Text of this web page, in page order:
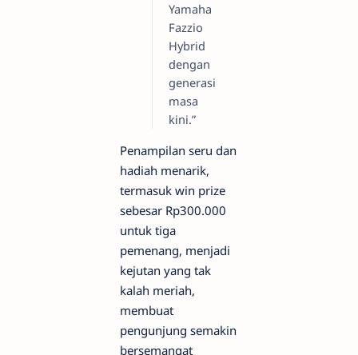
Yamaha
Fazzio
Hybrid
dengan
generasi
masa
kini.”
Penampilan seru dan
hadiah menarik,
termasuk win prize
sebesar Rp300.000
untuk tiga
pemenang, menjadi
kejutan yang tak
kalah meriah,
membuat
pengunjung semakin
bersemangat